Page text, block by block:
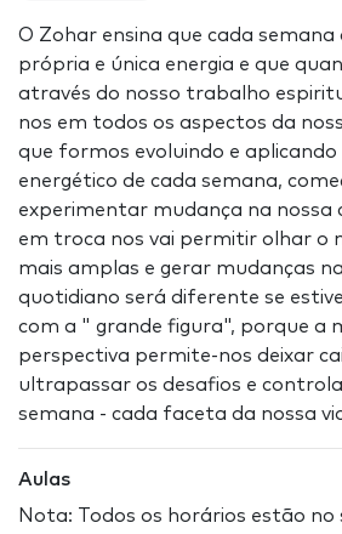
O Zohar ensina que cada
própria e única energia e que
através do nosso trabalho
nos em todos os aspectos da
que formos evoluindo e aplicando
energético de cada semana,
experimentar mudança na nossa
em troca nos vai permitir olhar o
mais amplas e gerar mudanças
quotidiano será diferente se
com a " grande figura", porque a
perspectiva permite-nos deixar
ultrapassar os desafios e
semana - cada faceta da nossa
Aulas
Nota: Todos os horários estão no